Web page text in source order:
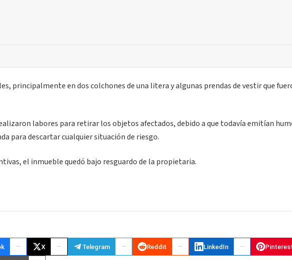
principalmente en dos colchones de una litera y algunas prendas de vestir que
labores para retirar los objetos afectados, debido a que todavía emitían
para descartar cualquier situación de riesgo.
el inmueble quedó bajo resguardo de la propietaria.
X Telegram Reddit LinkedIn